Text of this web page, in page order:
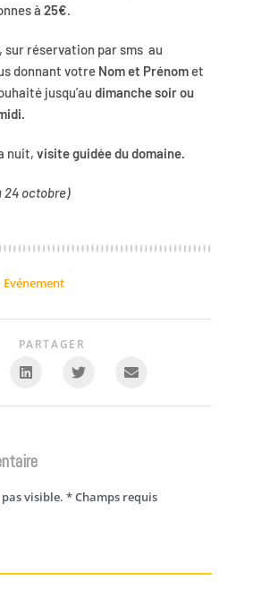
à 25€
sur réservation par sms au
donnant votre Nom et Prénomet
jusqu’au dimanche soir ou
nuit, visite guidée du domaine.
24 octobre)
Evénement
PARTAGER
visible. * Champs requis